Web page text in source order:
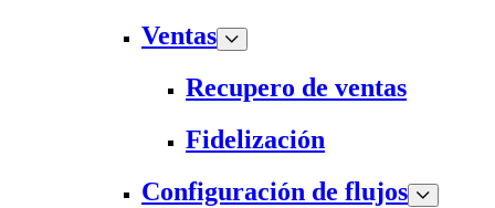
Ventas
Recupero de ventas
Fidelización
Configuración de flujos